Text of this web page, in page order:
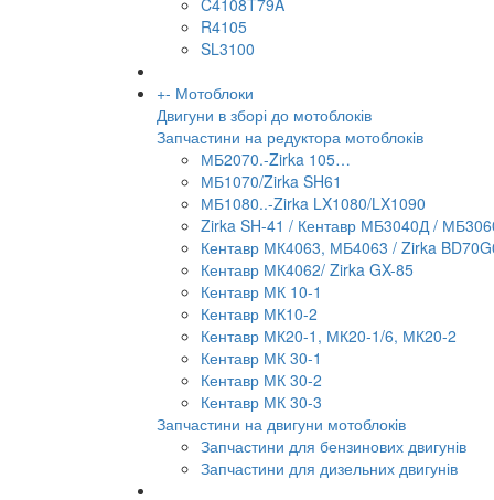
C4108T79A
R4105
SL3100
+- Мотоблоки
Двигуни в зборі до мотоблоків
Запчастини на редуктора мотоблоків
МБ2070.-Zirka 105…
МБ1070/Zirka SH61
МБ1080..-Zirka LX1080/LX1090
Zirka SH-41 / Кентавр МБ3040Д /
Кентавр МК4063, МБ4063 / Zirka
Кентавр МК4062/ Zirka GX-85
Кентавр МК 10-1
Кентавр МК10-2
Кентавр МК20-1, МК20-1/6, МК20-2
Кентавр МК 30-1
Кентавр МК 30-2
Кентавр МК 30-3
Запчастини на двигуни мотоблоків
Запчастини для бензинових двигунів
Запчастини для дизельних двигунів